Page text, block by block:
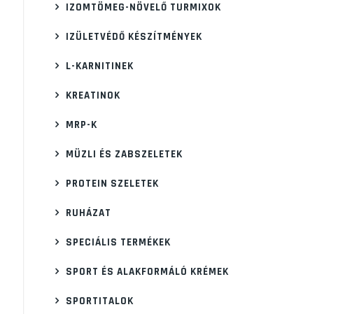
IZOMTÖMEG-NÖVELŐ TURMIXOK
IZÜLETVÉDŐ KÉSZÍTMÉNYEK
L-KARNITINEK
KREATINOK
MRP-K
MÜZLI ÉS ZABSZELETEK
PROTEIN SZELETEK
RUHÁZAT
SPECIÁLIS TERMÉKEK
SPORT ÉS ALAKFORMÁLÓ KRÉMEK
SPORTITALOK